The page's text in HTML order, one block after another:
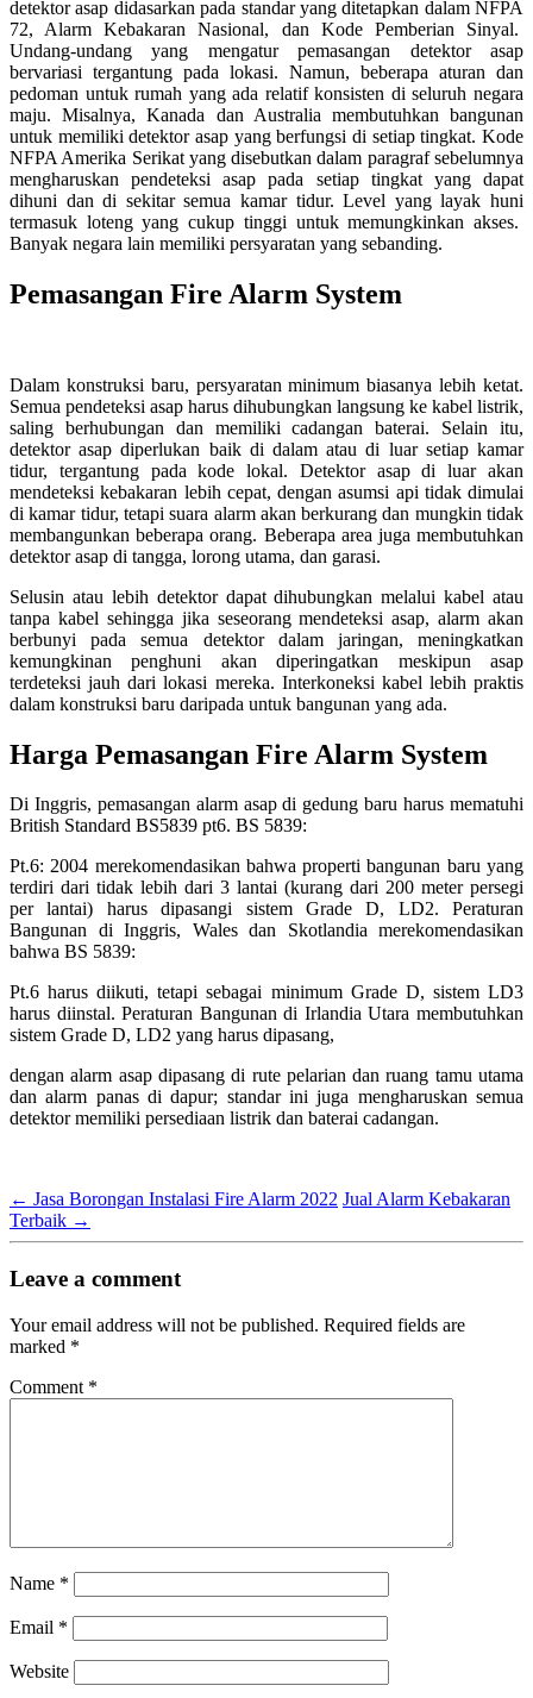
detektor asap didasarkan pada standar yang ditetapkan dalam NFPA
72, Alarm Kebakaran Nasional, dan Kode Pemberian Sinyal.
Undang-undang yang mengatur pemasangan detektor asap
bervariasi tergantung pada lokasi. Namun, beberapa aturan dan
pedoman untuk rumah yang ada relatif konsisten di seluruh negara
maju. Misalnya, Kanada dan Australia membutuhkan bangunan
untuk memiliki detektor asap yang berfungsi di setiap tingkat. Kode
NFPA Amerika Serikat yang disebutkan dalam paragraf sebelumnya
mengharuskan pendeteksi asap pada setiap tingkat yang dapat
dihuni dan di sekitar semua kamar tidur. Level yang layak huni
termasuk loteng yang cukup tinggi untuk memungkinkan akses.
Banyak negara lain memiliki persyaratan yang sebanding.
Pemasangan Fire Alarm System
Dalam konstruksi baru, persyaratan minimum biasanya lebih ketat.
Semua pendeteksi asap harus dihubungkan langsung ke kabel listrik,
saling berhubungan dan memiliki cadangan baterai. Selain itu,
detektor asap diperlukan baik di dalam atau di luar setiap kamar
tidur, tergantung pada kode lokal. Detektor asap di luar akan
mendeteksi kebakaran lebih cepat, dengan asumsi api tidak dimulai
di kamar tidur, tetapi suara alarm akan berkurang dan mungkin tidak
membangunkan beberapa orang. Beberapa area juga membutuhkan
detektor asap di tangga, lorong utama, dan garasi.
Selusin atau lebih detektor dapat dihubungkan melalui kabel atau
tanpa kabel sehingga jika seseorang mendeteksi asap, alarm akan
berbunyi pada semua detektor dalam jaringan, meningkatkan
kemungkinan penghuni akan diperingatkan meskipun asap
terdeteksi jauh dari lokasi mereka. Interkoneksi kabel lebih praktis
dalam konstruksi baru daripada untuk bangunan yang ada.
Harga Pemasangan Fire Alarm System
Di Inggris, pemasangan alarm asap di gedung baru harus mematuhi
British Standard BS5839 pt6. BS 5839:
Pt.6: 2004 merekomendasikan bahwa properti bangunan baru yang
terdiri dari tidak lebih dari 3 lantai (kurang dari 200 meter persegi
per lantai) harus dipasangi sistem Grade D, LD2. Peraturan
Bangunan di Inggris, Wales dan Skotlandia merekomendasikan
bahwa BS 5839:
Pt.6 harus diikuti, tetapi sebagai minimum Grade D, sistem LD3
harus diinstal. Peraturan Bangunan di Irlandia Utara membutuhkan
sistem Grade D, LD2 yang harus dipasang,
dengan alarm asap dipasang di rute pelarian dan ruang tamu utama
dan alarm panas di dapur; standar ini juga mengharuskan semua
detektor memiliki persediaan listrik dan baterai cadangan.
← Jasa Borongan Instalasi Fire Alarm 2022 Jual Alarm Kebakaran
Terbaik →
Leave a comment
Your email address will not be published. Required fields are
marked *
Comment *
Name *
Email *
Website